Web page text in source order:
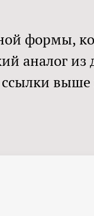
формы,
аналог из
выше